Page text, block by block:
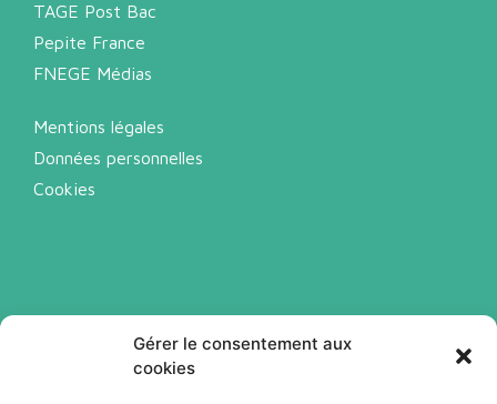
Gérer le consentement aux
cookies
TAGE Post Bac
Pepite France
FNEGE Médias
Mentions légales
Données personnelles
Cookies